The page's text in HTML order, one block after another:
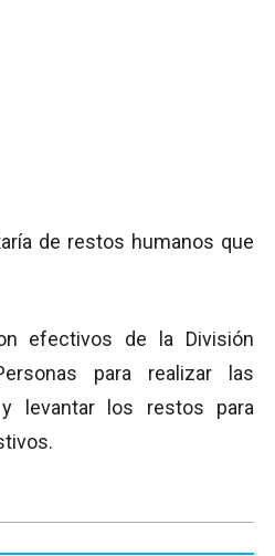
de restos humanos que
efectivos de la División
para realizar las
levantar los restos para